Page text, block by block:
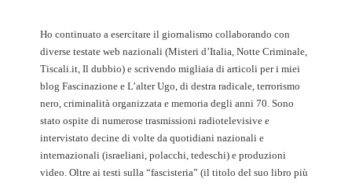
Ho continuato a esercitare il giornalismo collaborando con
diverse testate web nazionali (Misteri d’Italia, Notte Criminale,
Tiscali.it, Il dubbio) e scrivendo migliaia di articoli per i miei
blog Fascinazione e L’alter Ugo, di destra radicale, terrorismo
nero, criminalità organizzata e memoria degli anni 70. Sono
stato ospite di numerose trasmissioni radiotelevisive e
intervistato decine di volte da quotidiani nazionali e
internazionali (israeliani, polacchi, tedeschi) e produzioni
video. Oltre ai testi sulla “fascisteria” (il titolo del suo libro più